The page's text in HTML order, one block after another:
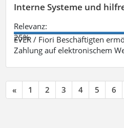
Interne Systeme und
Relevanz:
25%
EVER / Fiori Beschäftigten
Zahlung auf elektronischem
« 1 2 3 4 5 6